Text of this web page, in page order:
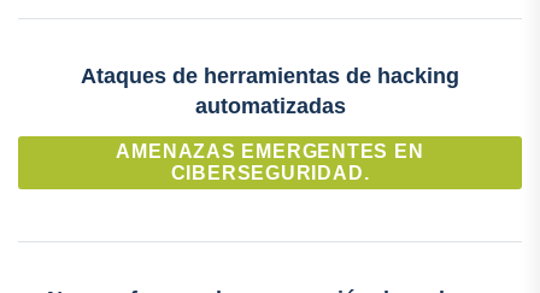
Ataques de herramientas de hacking
automatizadas
AMENAZAS EMERGENTES EN
CIBERSEGURIDAD.